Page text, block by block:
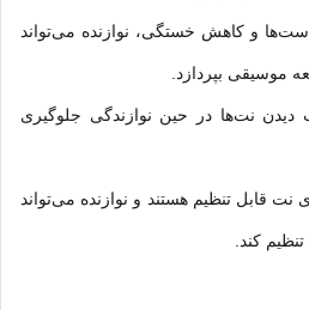
و کاهش خستگی، نوازنده می‌تواند
موسیقی بپردازد.
نت‌ها در حین نوازندگی جلوگیری
نت قابل تنظیم هستند و نوازنده می‌تواند
کند.